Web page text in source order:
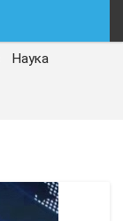
Наука